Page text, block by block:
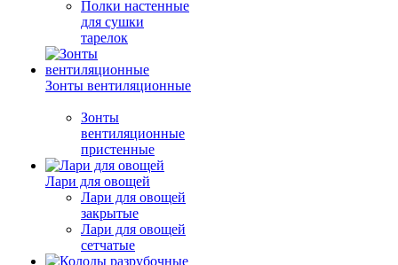
Полки настенные
для сушки
тарелок
Зонты вентиляционные
Зонты
вентиляционные
пристенные
Лари для овощей
Лари для овощей
закрытые
Лари для овощей
сетчатые